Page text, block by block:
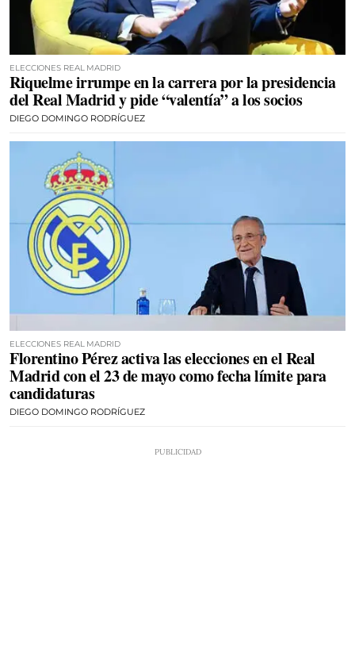
ELECCIONES REAL MADRID
Riquelme irrumpe en la carrera por la presidencia
del Real Madrid y pide “valentía” a los socios
DIEGO DOMINGO RODRÍGUEZ
ELECCIONES REAL MADRID
Florentino Pérez activa las elecciones en el Real
Madrid con el 23 de mayo como fecha límite para
candidaturas
DIEGO DOMINGO RODRÍGUEZ